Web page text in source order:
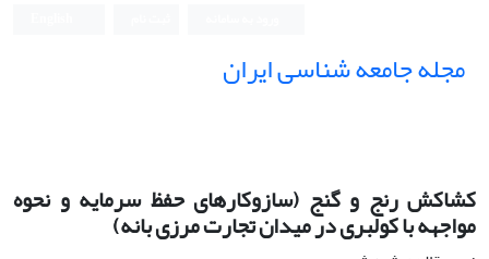
مجله جامعه شناسی ایران
کشاکش رنج و گنج (سازوکارهای حفظ سرمایه و نحوه
مواجهه با کولبری در میدان تجارت مرزی بانه)